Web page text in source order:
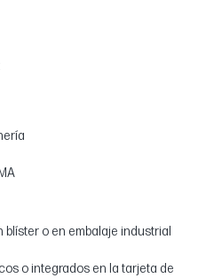
o en embalaje industrial
o integrados en la tarjeta de